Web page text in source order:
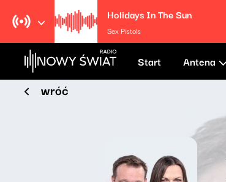
Holidays In The Sun
Sex Pistols
Start Antena
wróć